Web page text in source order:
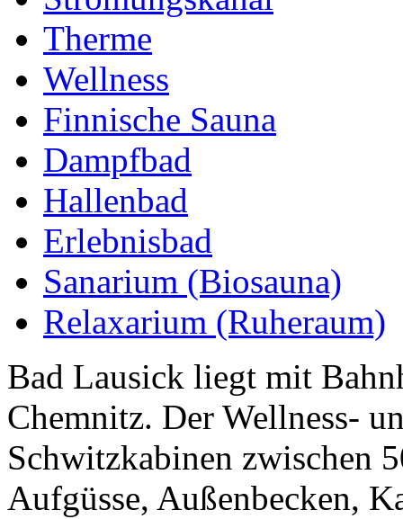
Therme
Wellness
Finnische Sauna
Dampfbad
Hallenbad
Erlebnisbad
Sanarium (Biosauna)
Relaxarium (Ruheraum)
Bad Lausick liegt mit
Chemnitz. Der Wellness-
Schwitzkabinen zwischen
Aufgüsse, Außenbecken,